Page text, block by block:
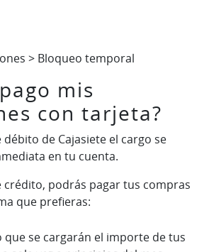
> Bloqueo temporal
mis
con tarjeta?
de Cajasiete el cargo se
en tu cuenta.
crédito, podrás pagar tus compras
que prefieras:
que se cargarán el importe de tus